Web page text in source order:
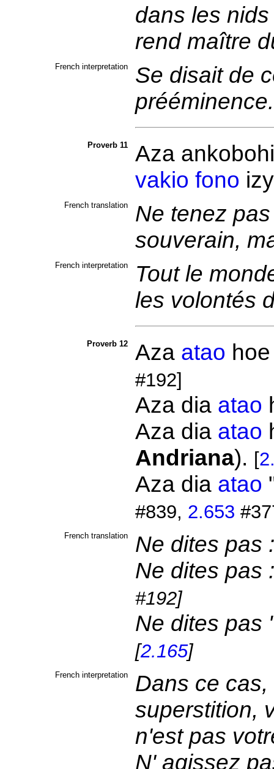
dans les
rend maître
French interpretation
Se disait de
Proverb 11 Aza
vakio fono
French translation
Ne tenez
souverain,
French interpretation
Tout le
les volontés
Proverb 12 Aza atao
#192]
Aza dia atao
Aza dia atao
Andriana). [
Aza dia atao
#839, 2.653
French translation
Ne dites pas
Ne dites pas
#192]
Ne dites pas
[2.165]
French interpretation
Dans ce
superstition,
n'est pas
N' agissez